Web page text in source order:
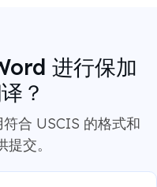
进行保加
？
合 USCIS 的格式和
交。